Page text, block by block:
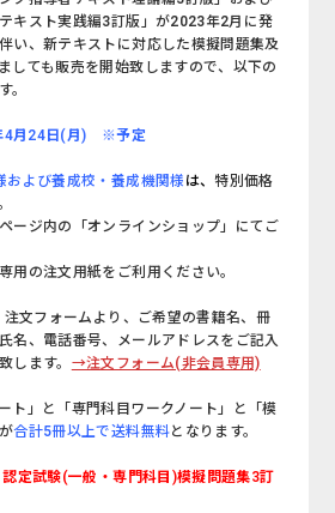
キスト実践編3訂版」が2023年2月に発
い、新テキストに対応した模擬問題集及
しても販売を開始致しますので、以下の
。
4月24日(月) ※予定
および養成校・養成機関様 は、特別価格
ージ内の「オンラインショップ」にてご
用の注文用紙をご利用ください。
注文フォームより、ご希望の書籍名、冊
名、電話番号、メールアドレスをご記入
します。 →注文フォーム(非会員専用)
ト」と「専門科目ワークノート」と「模
合計5冊以上で送料無料となります。
認定試験(一般・専門科目)模擬問題集3訂